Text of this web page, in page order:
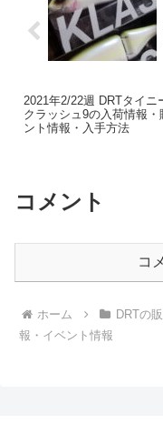
2021年2/22週 DRTタイニ
クラッシュ9の入荷情報
ント情報・入手方法
コメント
コ
ホーム DRTの
報・イベント情報